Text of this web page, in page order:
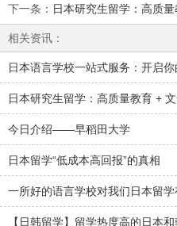
下一条 ： 日本研究生留学：高质
相关资讯：
日本语言学校一站式服务：开启
日本研究生留学：高质量教育 +
今日介绍——早稻田大学
日本留学“低成本高回报”的真相
一所好的语言学校对我们日本留
【日韩留学】留学热度高的日本